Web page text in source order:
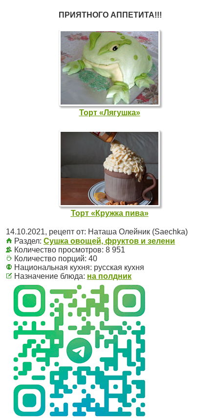
ПРИЯТНОГО АППЕТИТА!!!
Торт «Лягушка»
Торт «Кружка пива»
14.10.2021, рецепт от: Наташа Олейник (Saechka)
Раздел: Сушка овощей, фруктов и зелени
Количество просмотров: 8 951
Количество порций: 40
Национальная кухня: русская кухня
Назначение блюда: на полдник